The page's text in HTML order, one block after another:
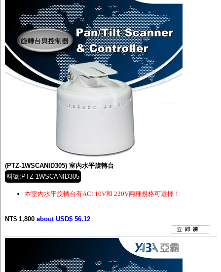
(PTZ-1WSCANID305) 室內水平旋轉台
料號:PTZ-1WSCANID305
本室內水平旋轉台有AC110V和 220V兩種規格可選擇！
NT$ 1,800 about USD$ 56.12